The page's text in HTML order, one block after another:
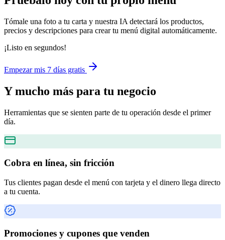
Tómale una foto a tu carta y nuestra IA detectará los productos,
precios y descripciones para crear tu menú digital automáticamente.
¡Listo en segundos!
Empezar mis 7 días gratis
Y mucho más para tu negocio
Herramientas que se sienten parte de tu operación desde el primer
día.
Cobra en línea, sin fricción
Tus clientes pagan desde el menú con tarjeta y el dinero llega directo
a tu cuenta.
Promociones y cupones que venden